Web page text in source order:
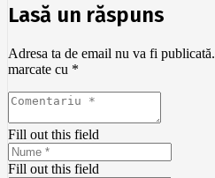
Lasă un răspuns
Adresa ta de email nu va fi publicată.
marcate cu *
Fill out this field
Fill out this field